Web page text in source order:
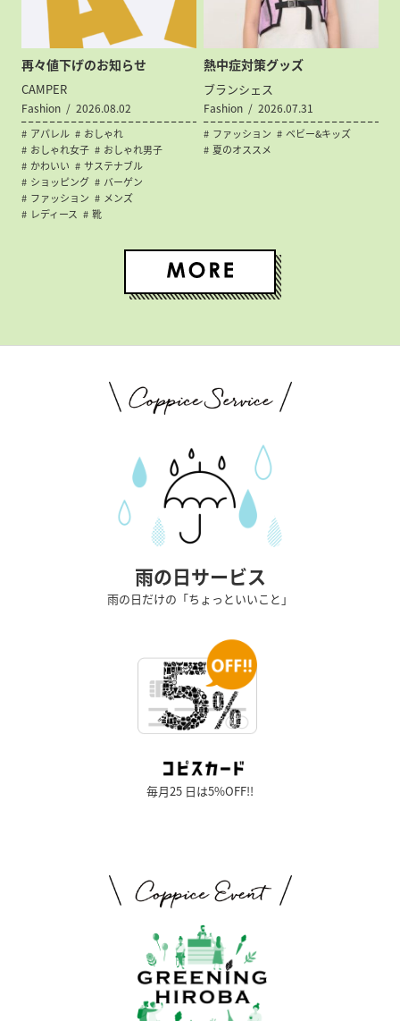
再々値下げのお知らせ
CAMPER
Fashion 2026.08.02
アパレル
おしゃれ
おしゃれ女子
おしゃれ男子
かわいい
サステナブル
ショッピング
バーゲン
ファッション
メンズ
レディース
靴
熱中症対策グッズ
ブランシェス
Fashion 2026.07.31
ファッション
ベビー&キッズ
夏のオススメ
雨の日サービス
雨の日だけの「ちょっといいこと」
毎月25 日は5%OFF!!